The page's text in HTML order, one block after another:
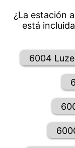
¿La estación
está
6004